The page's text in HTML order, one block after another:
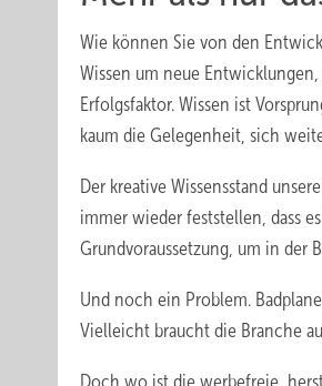
Wie können Sie von den
Wissen um neue
Erfolgsfaktor. Wissen ist
kaum die Gelegenheit, sich
Der kreative Wissensstand
immer wieder feststellen, dass
Grundvoraussetzung, um in der
Und noch ein Problem.
Vielleicht braucht die Branche
Doch wo ist die werbefreie,